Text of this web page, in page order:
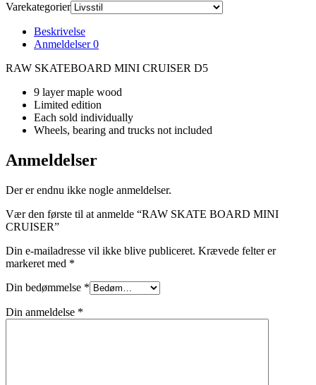
Varekategorier
Beskrivelse
Anmeldelser0
RAW SKATEBOARD MINI CRUISER D5
9 layer maple wood
Limited edition
Each sold individually
Wheels, bearing and trucks not included
Anmeldelser
Der er endnu ikke nogle anmeldelser.
Vær den første til at anmelde “RAW SKATE BOARD MINI
CRUISER”
Din e-mailadresse vil ikke blive publiceret. Krævede felter er
markeret med *
Din bedømmelse *
Din anmeldelse *